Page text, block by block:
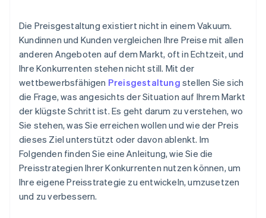
Überwachen Sie die Daten, die wichtig sind
Legen Sie die Grenzen im Voraus fest
Die Preisgestaltung existiert nicht in einem Vakuum.
Kundinnen und Kunden vergleichen Ihre Preise mit allen
anderen Angeboten auf dem Markt, oft in Echtzeit, und
Ihre Konkurrenten stehen nicht still. Mit der
wettbewerbsfähigen Preisgestaltung stellen Sie sich
die Frage, was angesichts der Situation auf Ihrem Markt
der klügste Schritt ist. Es geht darum zu verstehen, wo
Sie stehen, was Sie erreichen wollen und wie der Preis
dieses Ziel unterstützt oder davon ablenkt. Im
Folgenden finden Sie eine Anleitung, wie Sie die
Preisstrategien Ihrer Konkurrenten nutzen können, um
Ihre eigene Preisstrategie zu entwickeln, umzusetzen
und zu verbessern.